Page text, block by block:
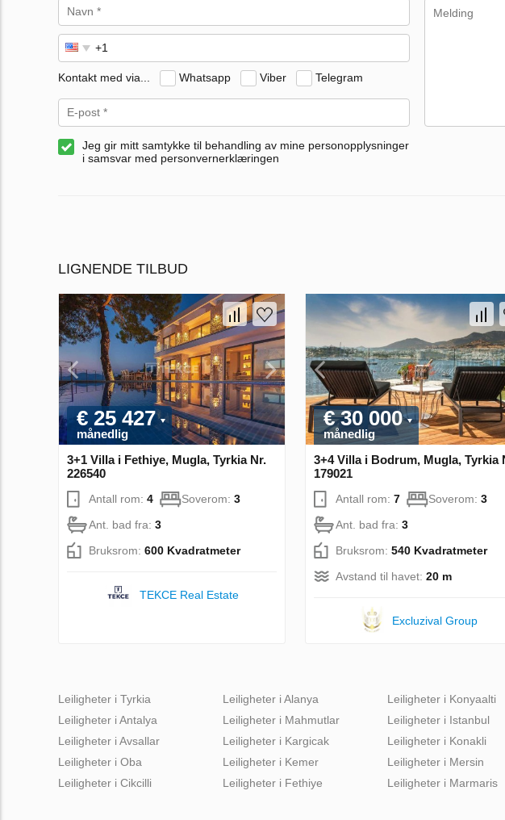
Kontakt med via... Whatsapp Viber Telegram
Jeg gir mitt samtykke til behandling av mine personopplysninger
i samsvar med personvernerklæringen
LIGNENDE TILBUD
€ 25 427
månedlig
3+1 Villa i Fethiye, Mugla, Tyrkia Nr.
226540
Antall rom: 4 Soverom: 3
Ant. bad fra: 3
Bruksrom: 600 Kvadratmeter
TEKCE Real Estate
€ 30 000
månedlig
3+4 Villa i Bodrum, Mugla, Tyrkia
179021
Antall rom: 7 Soverom: 3
Ant. bad fra: 3
Bruksrom: 540 Kvadratmeter
Avstand til havet: 20 m
Excluzival Group
Leiligheter i Tyrkia
Leiligheter i Antalya
Leiligheter i Avsallar
Leiligheter i Oba
Leiligheter i Cikcilli
Leiligheter i Alanya
Leiligheter i Mahmutlar
Leiligheter i Kargicak
Leiligheter i Kemer
Leiligheter i Fethiye
Leiligheter i Konyaalti
Leiligheter i Istanbul
Leiligheter i Konakli
Leiligheter i Mersin
Leiligheter i Marmaris